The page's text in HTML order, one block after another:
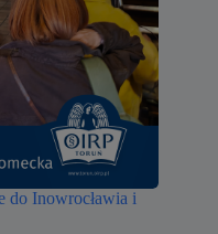
do Inowrocławia i